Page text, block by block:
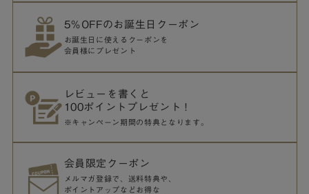
5％OFFのお誕生日クーポン
お誕生日に使えるクーポンを
会員様にプレゼント
レビューを書くと
100ポイントプレゼント！
※キャンペーン期間の特典となります。
会員限定クーポン
メルマガ登録で、送料特典や、
ポイントアップなどお得な